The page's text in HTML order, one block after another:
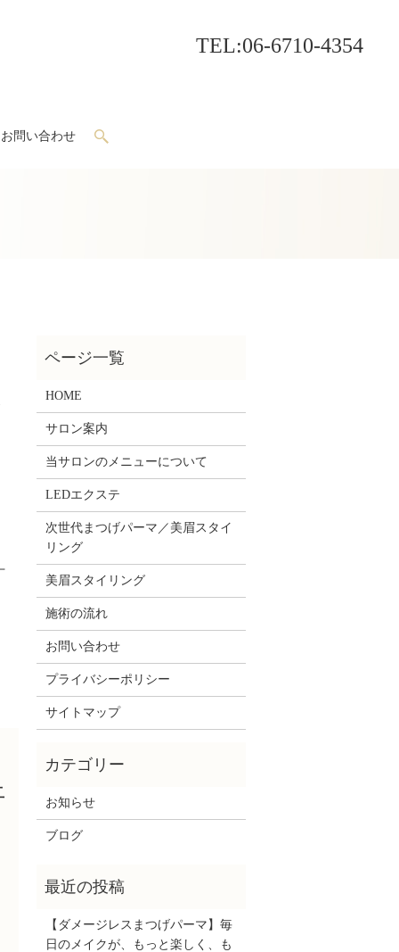
TEL:06-6710-4354
お問い合わせ search
HOME
サロン案内
当サロンのメニューについて
LEDエクステ
次世代まつげパーマ／美眉スタイ
リング
美眉スタイリング
施術の流れ
お問い合わせ
プライバシーポリシー
サイトマップ
お知らせ
ブログ
【ダメージレスまつげパーマ】毎
日のメイクが、もっと楽しく、も